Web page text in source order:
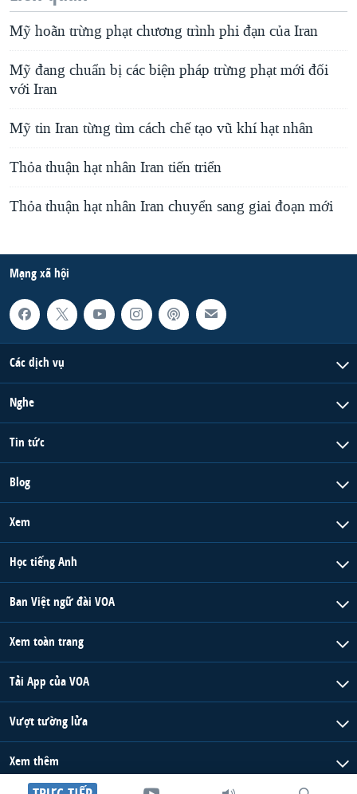
Mỹ hoãn trừng phạt chương trình phi đạn của Iran
Mỹ đang chuẩn bị các biện pháp trừng phạt mới đối
với Iran
Mỹ tin Iran từng tìm cách chế tạo vũ khí hạt nhân
Thỏa thuận hạt nhân Iran tiến triển
Thỏa thuận hạt nhân Iran chuyển sang giai đoạn mới
Mạng xã hội
Các dịch vụ
Nghe
Tin tức
Blog
Xem
Học tiếng Anh
Ban Việt ngữ đài VOA
Xem toàn trang
Tải App của VOA
Vượt tường lửa
Xem thêm